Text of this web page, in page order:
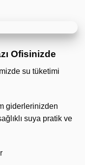
Ofisinizde
su tüketimi
giderlerinizden
suya pratik ve